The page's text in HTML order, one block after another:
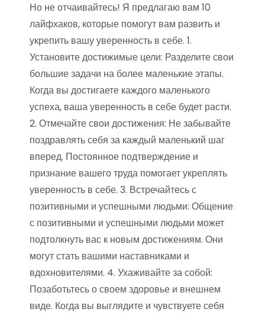
Но не отчаивайтесь! Я предлагаю вам 10
лайфхаков, которые помогут вам развить и
укрепить вашу уверенность в себе. 1.
Установите достижимые цели: Разделите свои
большие задачи на более маленькие этапы.
Когда вы достигаете каждого маленького
успеха, ваша уверенность в себе будет расти.
2. Отмечайте свои достижения: Не забывайте
поздравлять себя за каждый маленький шаг
вперед. Постоянное подтверждение и
признание вашего труда помогает укреплять
уверенность в себе. 3. Встречайтесь с
позитивными и успешными людьми: Общение
с позитивными и успешными людьми может
подтолкнуть вас к новым достижениям. Они
могут стать вашими наставниками и
вдохновителями. 4. Ухаживайте за собой:
Позаботьтесь о своем здоровье и внешнем
виде. Когда вы выглядите и чувствуете себя